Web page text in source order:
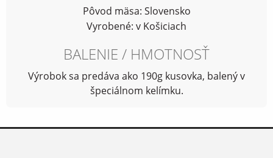
Pôvod mäsa: Slovensko
Vyrobené: v Košiciach
BALENIE / HMOTNOSŤ
Výrobok sa predáva ako 190g kusovka, balený v
špeciálnom kelímku.